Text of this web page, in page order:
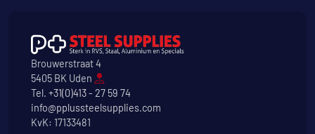
Brouwerstraat 4
5405 BK Uden
Tel. +31(0)413 - 27 59 74
info@pplussteelsupplies.com
KvK: 17133481